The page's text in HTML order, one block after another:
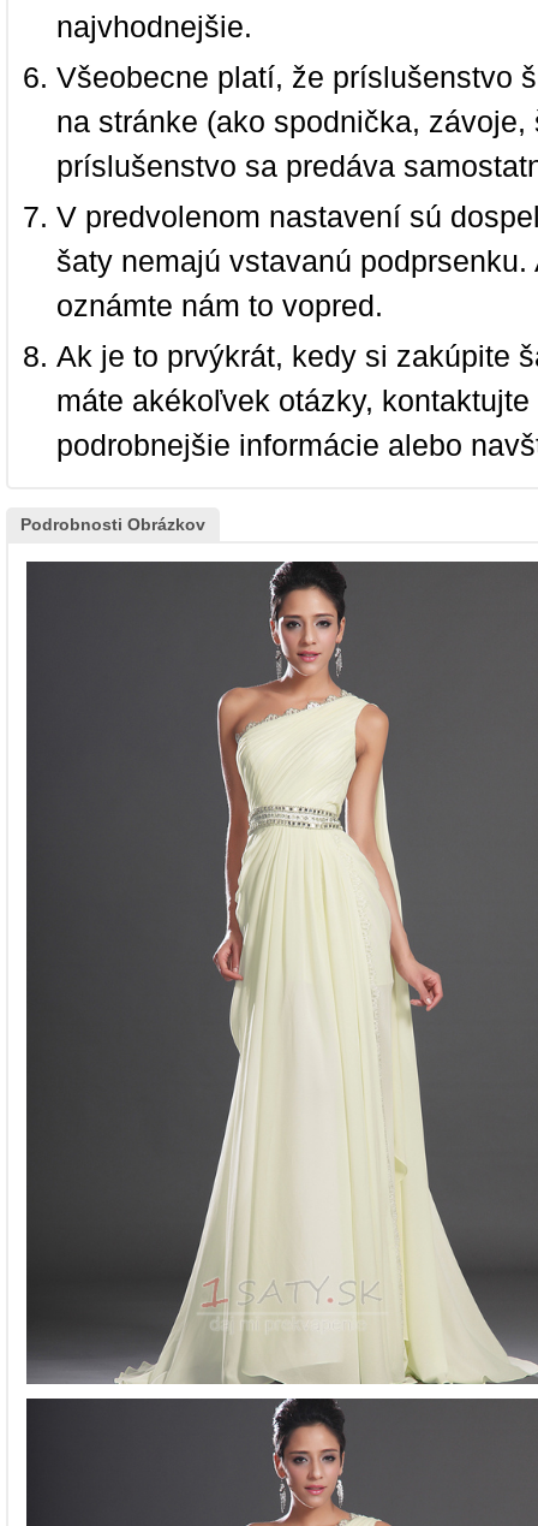
najvhodnejšie.
Všeobecne platí, že príslušenstvo
na stránke (ako spodnička,
príslušenstvo sa predáva
V predvolenom nastavení sú
šaty nemajú vstavanú
oznámte nám to vopred.
Ak je to prvýkrát, kedy si zakúpite
máte akékoľvek otázky,
podrobnejšie informácie alebo
Podrobnosti Obrázkov